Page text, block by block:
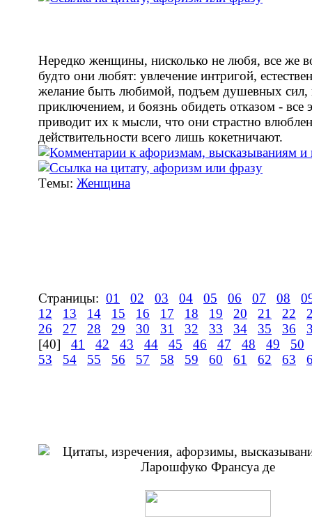
Нередко женщины, нисколько не любя, все же
будто они любят: увлечение интригой,
желание быть любимой, подъем душевных сил,
приключением, и боязнь обидеть отказом - все
приводит их к мысли, что они страстно
действительности всего лишь кокетничают.
Tемы: Женщина
Страницы: 01 02 03 04 05 06 07 08
12
13 14 15 16 17 18 19 20 21 22
26
27 28 29 30 31 32 33 34 35 36
[40] 41 42 43 44 45 46 47 48 49
50
53
54 55 56 57 58 59 60 61 62 63